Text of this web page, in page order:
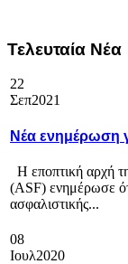
Τελευταία Νέα
22
Σεπ2021
Νέα ενημέρωση
Η εποπτική αρχή
(ASF) ενημέρωσε
ασφαλιστικής...
08
Ιουλ2020